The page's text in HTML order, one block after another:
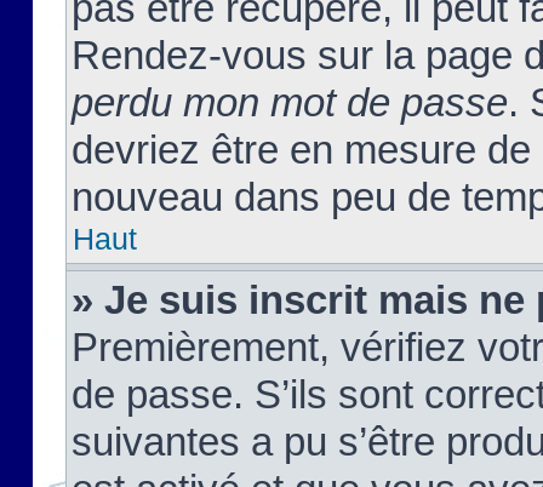
Rendez-vous sur la page
perdu mon mot de passe.
devriez être en mesure
nouveau dans peu de
Haut
» Je suis inscrit mais ne
Premièrement, vérifiez
de passe. S’ils sont
suivantes a pu s’être